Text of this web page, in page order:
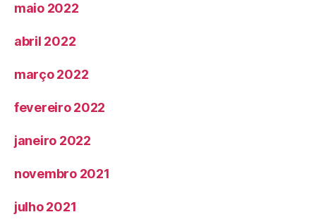
maio 2022
abril 2022
março 2022
fevereiro 2022
janeiro 2022
novembro 2021
julho 2021